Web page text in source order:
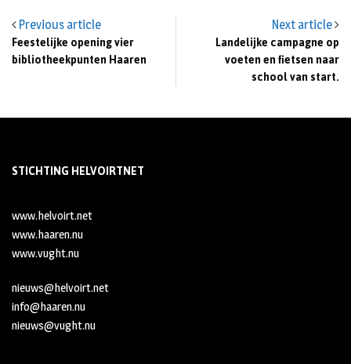
Previous article
Feestelijke opening vier
bibliotheekpunten Haaren
Next article
Landelijke campagne op
voeten en fietsen naar
school van start.
STICHTING HELVOIRTNET
www.helvoirt.net
www.haaren.nu
www.vught.nu
nieuws@helvoirt.net
info@haaren.nu
nieuws@vught.nu